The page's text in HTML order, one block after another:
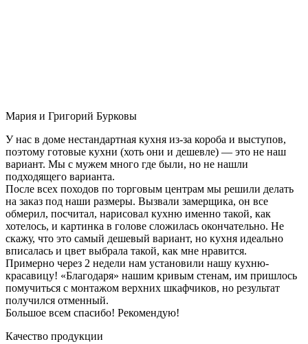
Мария и Григорий Бурковы
У нас в доме нестандартная кухня из-за короба и выступов,
поэтому готовые кухни (хоть они и дешевле) — это не наш
вариант. Мы с мужем много где были, но не нашли
подходящего варианта.
После всех походов по торговым центрам мы решили делать
на заказ под наши размеры. Вызвали замерщика, он все
обмерил, посчитал, нарисовал кухню именно такой, как
хотелось, и картинка в голове сложилась окончательно. Не
скажу, что это самый дешевый вариант, но кухня идеально
вписалась и цвет выбрала такой, как мне нравится.
Примерно через 2 недели нам установили нашу кухню-
красавицу! «Благодаря» нашим кривым стенам, им пришлось
помучиться с монтажом верхних шкафчиков, но результат
получился отменный.
Большое всем спасибо! Рекомендую!
Качество продукции